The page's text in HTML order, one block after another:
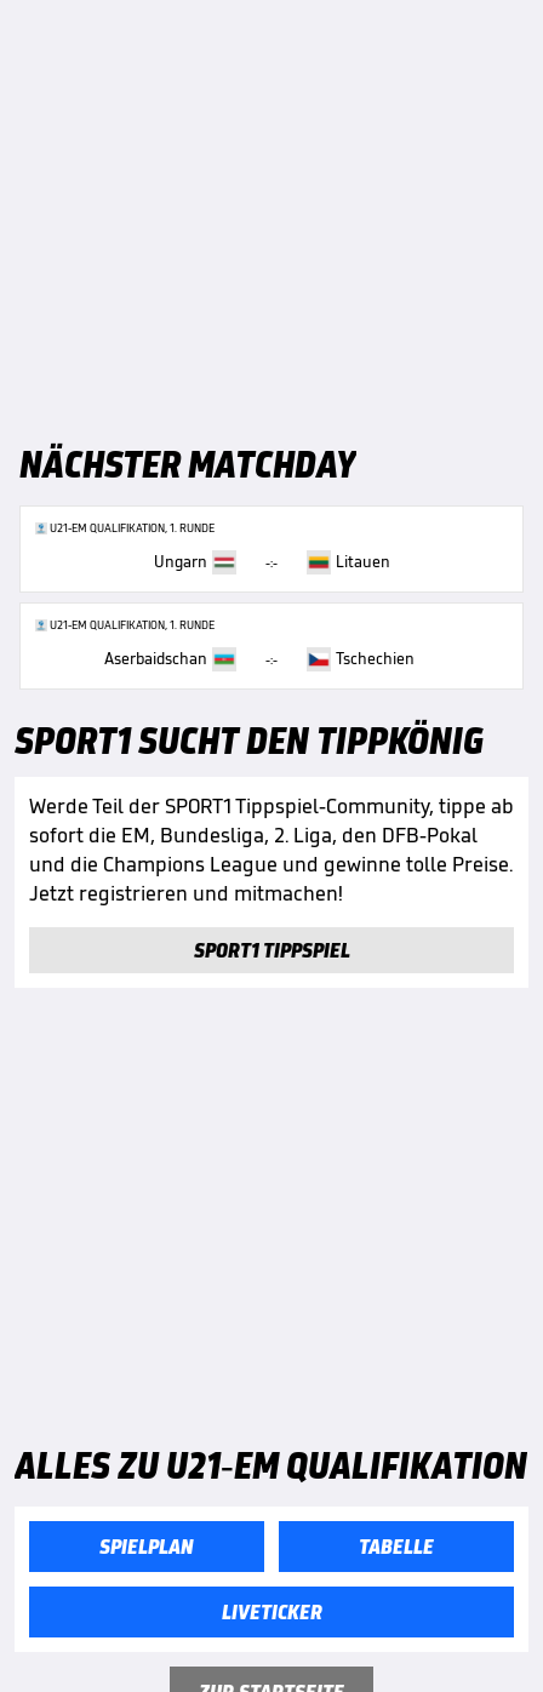
NÄCHSTER MATCHDAY
U21-EM QUALIFIKATION, 1. RUNDE
Ungarn -:- Litauen
U21-EM QUALIFIKATION, 1. RUNDE
Aserbaidschan -:- Tschechien
SPORT1 SUCHT DEN TIPPKÖNIG
Werde Teil der SPORT1 Tippspiel-Community, tippe ab
sofort die EM, Bundesliga, 2. Liga, den DFB-Pokal
und die Champions League und gewinne tolle Preise.
Jetzt registrieren und mitmachen!
SPORT1 TIPPSPIEL
ALLES ZU U21-EM QUALIFIKATION
SPIELPLAN TABELLE
LIVETICKER